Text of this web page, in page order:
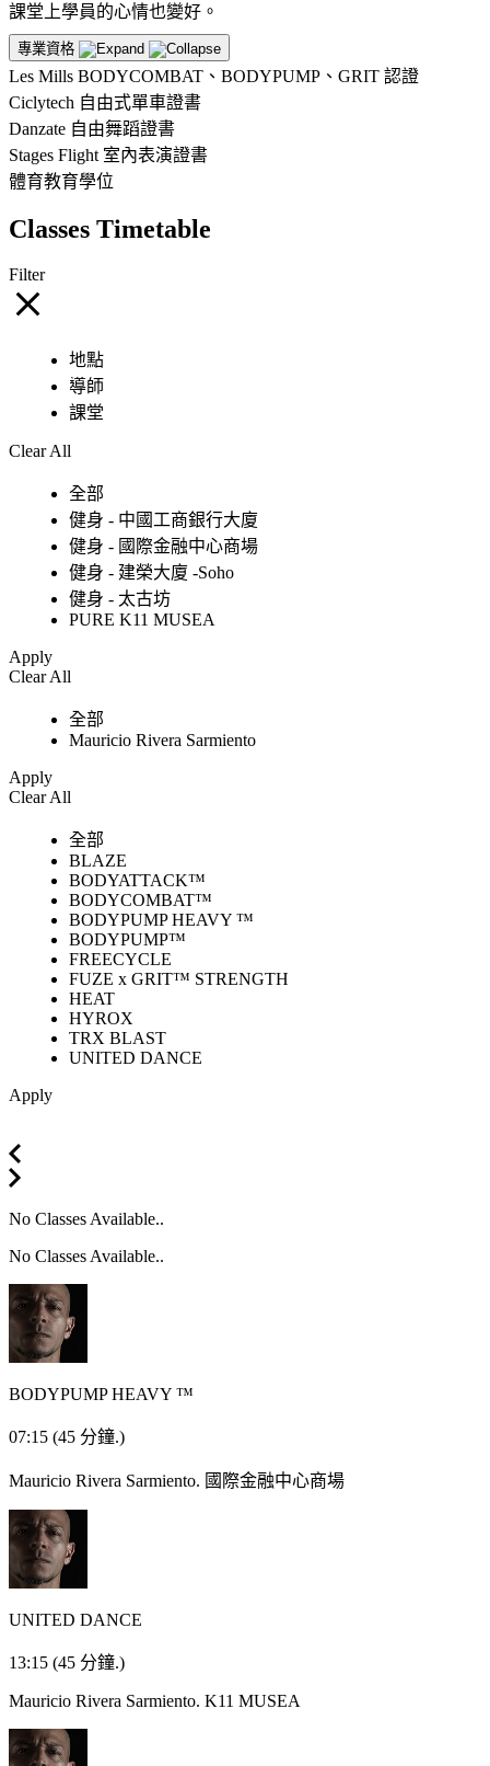
課堂上學員的心情也變好。
專業資格
Les Mills BODYCOMBAT、BODYPUMP、GRIT 認證
Ciclytech 自由式單車證書
Danzate 自由舞蹈證書
Stages Flight 室內表演證書
體育教育學位
Classes Timetable
Filter
地點
導師
課堂
Clear All
全部
健身 - 中國工商銀行大廈
健身 - 國際金融中心商場
健身 - 建榮大廈 -Soho
健身 - 太古坊
PURE K11 MUSEA
Apply
Clear All
全部
Mauricio Rivera Sarmiento
Apply
Clear All
全部
BLAZE
BODYATTACK™
BODYCOMBAT™
BODYPUMP HEAVY ™
BODYPUMP™
FREECYCLE
FUZE x GRIT™ STRENGTH
HEAT
HYROX
TRX BLAST
UNITED DANCE
Apply
No Classes Available..
No Classes Available..
BODYPUMP HEAVY ™
07:15 (45 分鐘.)
Mauricio Rivera Sarmiento. 國際金融中心商場
UNITED DANCE
13:15 (45 分鐘.)
Mauricio Rivera Sarmiento. K11 MUSEA